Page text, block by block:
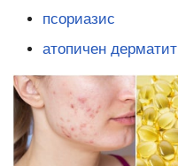
псориазис
атопичен дерматит